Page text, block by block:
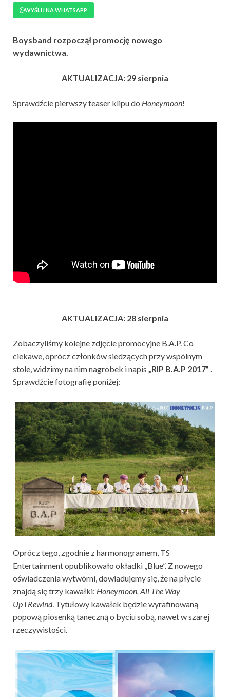
WYŚLIJ NA WHATSAPP
Boysband rozpoczął promocję nowego
wydawnictwa.
AKTUALIZACJA: 29 sierpnia
Sprawdźcie pierwszy teaser klipu do Honeymoon!
AKTUALIZACJA: 28 sierpnia
Zobaczyliśmy kolejne zdjęcie promocyjne B.A.P. Co
ciekawe, oprócz członków siedzących przy wspólnym
stole, widzimy na nim nagrobek i napis „RIP B.A.P 2017” .
Sprawdźcie fotografię poniżej:
Oprócz tego, zgodnie z harmonogramem, TS
Entertainment opublikowało okładki „Blue”. Z nowego
oświadczenia wytwórni, dowiadujemy się, że na płycie
znajdą się trzy kawałki: Honeymoon, All The Way
Up i Rewind. Tytułowy kawałek będzie wyrafinowaną
popową piosenką taneczną o byciu sobą, nawet w szarej
rzeczywistości.